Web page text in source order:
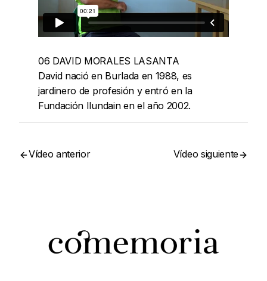
06 DAVID MORALES LASANTA
David nació en Burlada en 1988, es
jardinero de profesión y entró en la
Fundación Ilundain en el año 2002.
Vídeo anterior Vídeo siguiente